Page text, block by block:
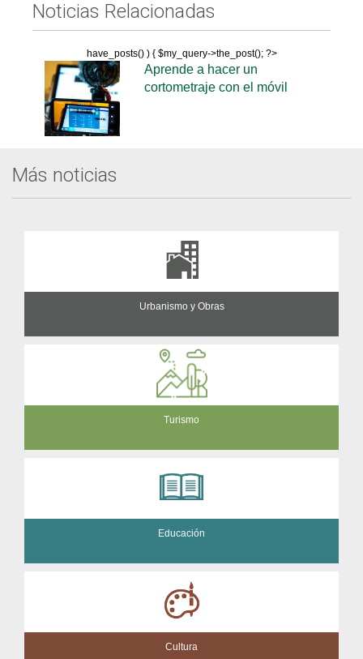
Noticias Relacionadas
have_posts() ) { $my_query->the_post(); ?>
Aprende a hacer un
cortometraje con el móvil
Más noticias
Urbanismo y Obras
Turismo
Educación
Cultura